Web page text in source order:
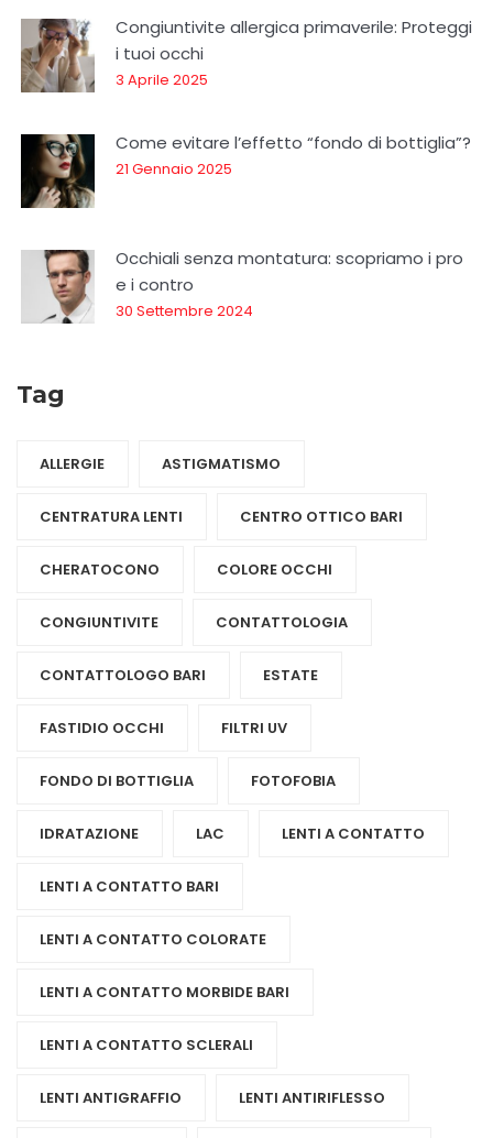
Congiuntivite allergica primaverile: Proteggi
i tuoi occhi
3 Aprile 2025
Come evitare l’effetto “fondo di bottiglia”?
21 Gennaio 2025
Occhiali senza montatura: scopriamo i pro
e i contro
30 Settembre 2024
Tag
ALLERGIE ASTIGMATISMO
CENTRATURA LENTI CENTRO OTTICO BARI
CHERATOCONO COLORE OCCHI
CONGIUNTIVITE CONTATTOLOGIA
CONTATTOLOGO BARI ESTATE
FASTIDIO OCCHI FILTRI UV
FONDO DI BOTTIGLIA FOTOFOBIA
IDRATAZIONE LAC LENTI A CONTATTO
LENTI A CONTATTO BARI
LENTI A CONTATTO COLORATE
LENTI A CONTATTO MORBIDE BARI
LENTI A CONTATTO SCLERALI
LENTI ANTIGRAFFIO LENTI ANTIRIFLESSO